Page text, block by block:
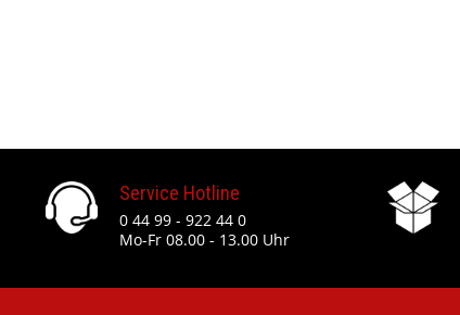
Service Hotline
0 44 99 - 922 44 0
Mo-Fr 08.00 - 13.00 Uhr